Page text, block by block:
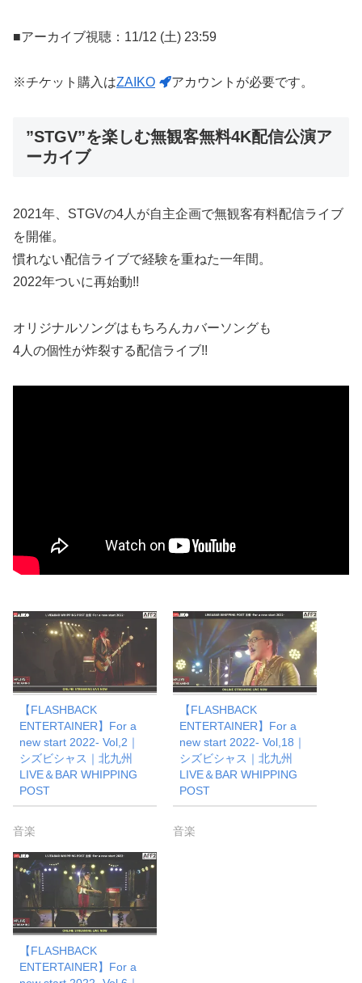
■アーカイブ視聴：11/12 (土) 23:59
※チケット購入はZAIKO アカウントが必要です。
”STGV”を楽しむ無観客無料4K配信公演ア
ーカイブ
2021年、STGVの4人が自主企画で無観客有料配信ライブ
を開催。
慣れない配信ライブで経験を重ねた一年間。
2022年ついに再始動!!
オリジナルソングはもちろんカバーソングも
4人の個性が炸裂する配信ライブ!!
【FLASHBACK
ENTERTAINER】For a
new start 2022- Vol,2｜
シズビシャス｜北九州
LIVE＆BAR WHIPPING
POST
音楽
【FLASHBACK
ENTERTAINER】For a
new start 2022- Vol,18｜
シズビシャス｜北九州
LIVE＆BAR WHIPPING
POST
音楽
【FLASHBACK
ENTERTAINER】For a